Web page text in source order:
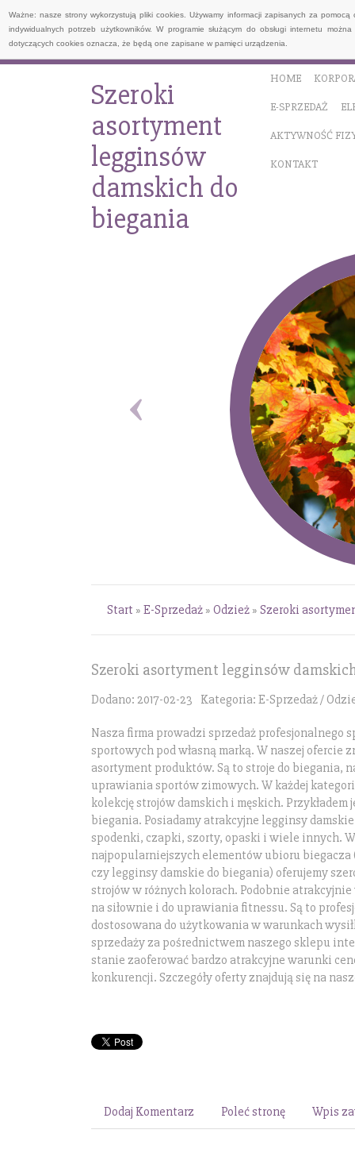
Ważne: nasze strony wykorzystują pliki cookies. Używamy informacji zapisanych za
indywidualnych potrzeb użytkowników. W programie służącym do obsługi internetu
dotyczących cookies oznacza, że będą one zapisane w pamięci urządzenia.
HOME
E-SPRZEDAŻ
AKTYWNOŚĆ
KONTAKT
Szeroki
asortyment
legginsów
damskich do
biegania
Start » E-Sprzedaż » Odzież » Szeroki
Szeroki asortyment legginsów
Dodano: 2017-02-23 Kategoria: E-Sprzedaż /
Nasza firma prowadzi sprzedaż profesjonalnego
sportowych pod własną marką. W naszej ofercie
asortyment produktów. Są to stroje do biegania,
uprawiania sportów zimowych. W każdej
kolekcję strojów damskich i męskich. Przykładem
biegania. Posiadamy atrakcyjne legginsy
spodenki, czapki, szorty, opaski i wiele innych.
najpopularniejszych elementów ubioru
czy legginsy damskie do biegania) oferujemy
strojów w różnych kolorach. Podobnie
na siłownie i do uprawiania fitnessu. Są to
dostosowana do użytkowania w warunkach
sprzedaży za pośrednictwem naszego sklepu
stanie zaoferować bardzo atrakcyjne warunki
konkurencji. Szczegóły oferty znajdują się na
Dodaj Komentarz Poleć stronę Wpis